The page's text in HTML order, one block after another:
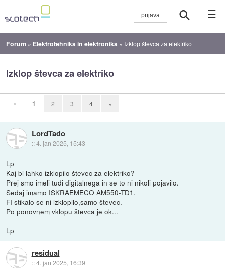
☰
Forum » Elektrotehnika in elektronika » Izklop števca za elektriko
Izklop števca za elektriko
« 1 2 3 4 »
LordTado
::4. jan 2025, 15:43
Lp
Kaj bi lahko izklopilo števec za elektriko?
Prej smo imeli tudi digitalnega in se to ni nikoli pojavilo.
Sedaj imamo ISKRAEMECO AM550-TD1.
FI stikalo se ni izklopilo,samo števec.
Po ponovnem vklopu števca je ok...
Lp
residual
::4. jan 2025, 16:39